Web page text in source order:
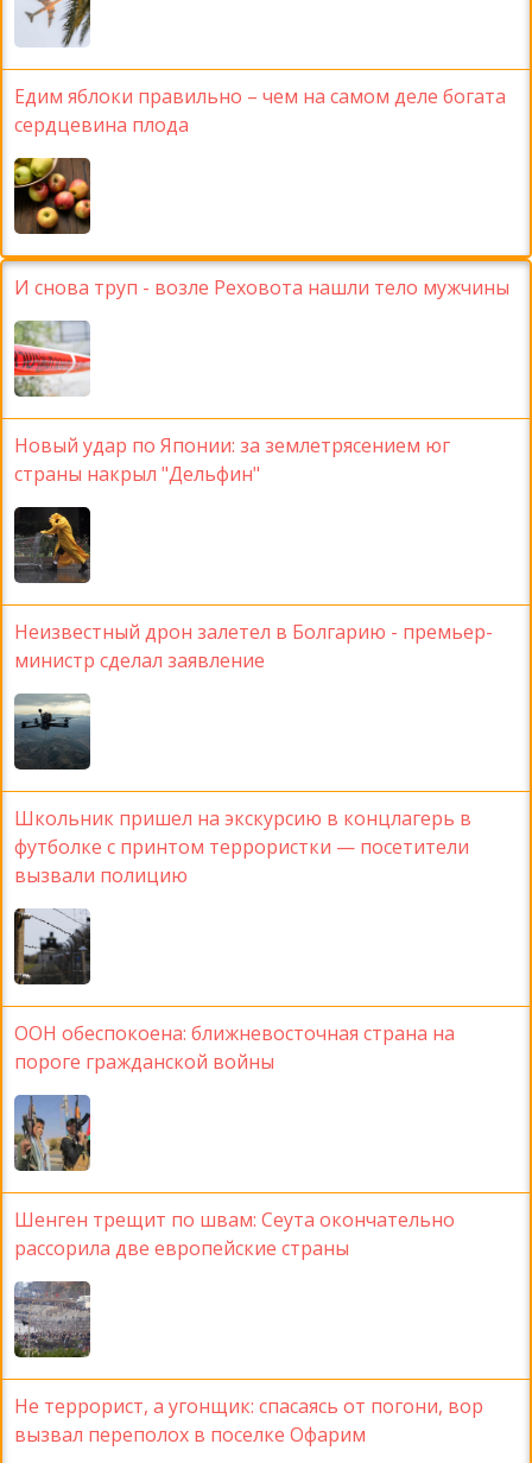
Едим яблоки правильно – чем на самом деле богата
сердцевина плода
И снова труп - возле Реховота нашли тело мужчины
Новый удар по Японии: за землетрясением юг
страны накрыл "Дельфин"
Неизвестный дрон залетел в Болгарию - премьер-
министр сделал заявление
Школьник пришел на экскурсию в концлагерь в
футболке с принтом террористки — посетители
вызвали полицию
ООН обеспокоена: ближневосточная страна на
пороге гражданской войны
Шенген трещит по швам: Сеута окончательно
рассорила две европейские страны
Не террорист, а угонщик: спасаясь от погони, вор
вызвал переполох в поселке Офарим